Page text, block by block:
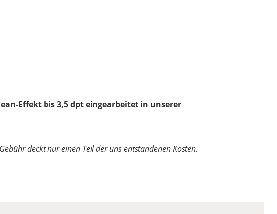
Effekt bis 3,5 dpt eingearbeitet in unserer
deckt nur einen Teil der uns entstandenen Kosten.